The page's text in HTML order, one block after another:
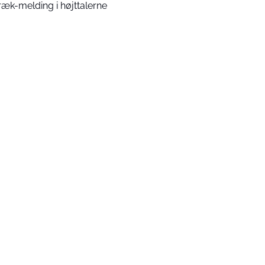
melding i højttalerne